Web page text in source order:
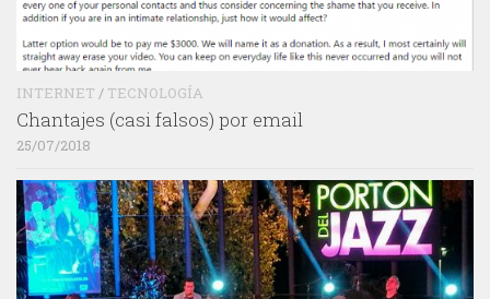
INTERNET / TECNOLOGÍA
Chantajes (casi falsos) por email
25/07/2018